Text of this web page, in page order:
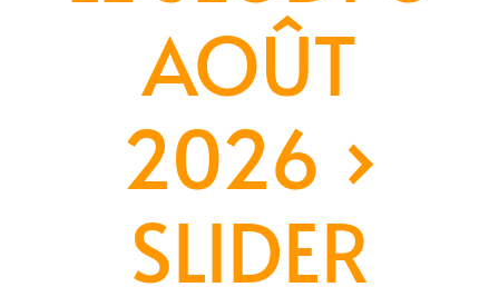
AOÛT
2026 ›
SLIDER